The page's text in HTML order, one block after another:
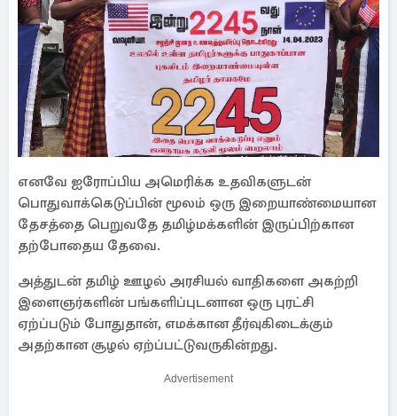
எனவே ஐரோப்பிய அமெரிக்க உதவிகளுடன்
பொதுவாக்கெடுப்பின் மூலம் ஒரு இறையாண்மையான
தேசத்தை பெறுவதே தமிழ்மக்களின் இருப்பிற்கான
தற்போதைய தேவை.
அத்துடன் தமிழ் ஊழல் அரசியல் வாதிகளை அகற்றி
இளைஞர்களின் பங்களிப்புடனான ஒரு புரட்சி
ஏற்ப்படும் போதுதான், எமக்கான தீர்வுகிடைக்கும்
அதற்கான சூழல் ஏற்ப்பட்டுவருகின்றது.
Advertisement